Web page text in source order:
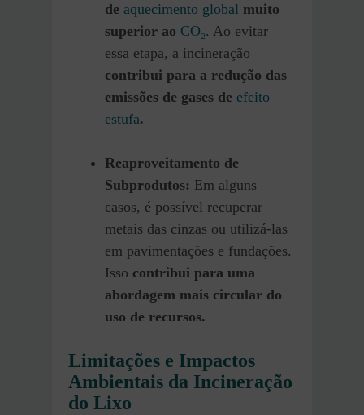
de aquecimento global muito
superior ao CO₂. Ao evitar
essa etapa, a incineração
contribui para a redução das
emissões de gases de efeito
estufa.
Reaproveitamento de
Subprodutos: Em alguns
casos, é possível recuperar
metais das cinzas ou utilizá-las
em pavimentações e fundações.
Isso contribui para uma
abordagem mais circular do
uso de recursos.
Limitações e Impactos
Ambientais da Incineração
do Lixo